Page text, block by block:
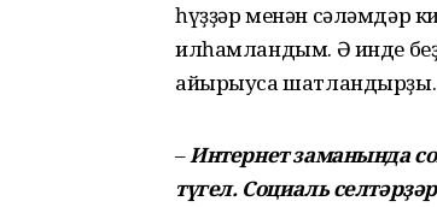
һүҙҙәр менән сәләмдәр
илһамландым. Ә инде
айырыуса шатландырҙы.
–Интернет заманында
түгел. Социаль